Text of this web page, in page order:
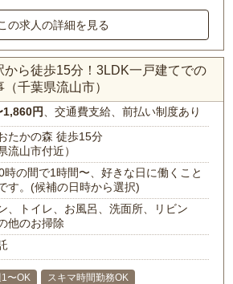
の求人の詳細を見る
から徒歩15分！3LDK一戸建てでの
千葉県流山市）
円、交通費支給、前払い制度あり
たかの森 徒歩15分
流山市付近）
時の間で1時間〜、好きな日に働くこと
す。(候補の日時から選択)
、トイレ、お風呂、洗面所、リビン
他のお掃除
1〜OK
スキマ時間勤務OK